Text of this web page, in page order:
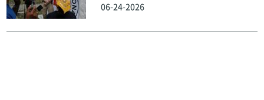
06-24-2026